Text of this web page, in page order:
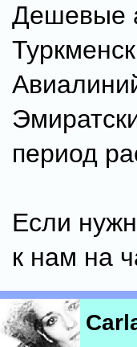
Дешевые
период
Если
к нам на